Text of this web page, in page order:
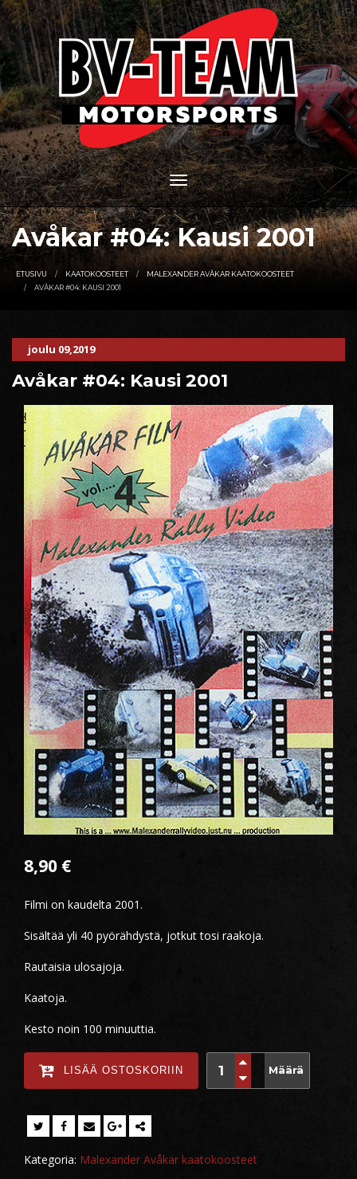
Avåkar #04: Kausi 2001
ETUSIVU KAATOKOOSTEET
MALEXANDER AVÅKAR KAATOKOOSTEET
AVÅKAR #04: KAUSI 2001
joulu 09,2019
Avåkar #04: Kausi 2001
8,90 €
Filmi on kaudelta 2001.
Sisältää yli 40 pyörähdystä, jotkut tosi raakoja.
Rautaisia ulosajoja.
Kaatoja.
Kesto noin 100 minuuttia.
Määrä
LISÄÄ OSTOSKORIIN
Kategoria: Malexander Avåkar kaatokoosteet